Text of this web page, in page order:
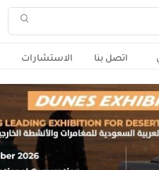
اتصل بنا الاستشارات